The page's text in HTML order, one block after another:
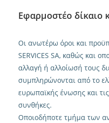
Εφαρμοστέο δίκαιο
Οι ανωτέρω όροι και
SERVICES SA, καθώς και
αλλαγή ή αλλοίωσή τους
συμπληρώνονται από το
ευρωπαϊκής ένωσης και τις
συνθήκες.
Οποιοδήποτε τμήμα των